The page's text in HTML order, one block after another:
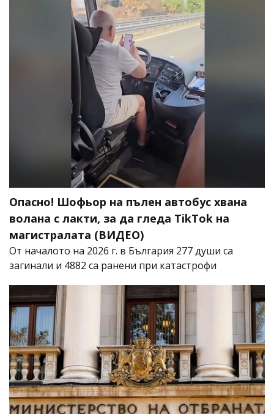
Опасно! Шофьор на пълен автобус хвана
волана с лакти, за да гледа TikTok на
магистралата (ВИДЕО)
От началото на 2026 г. в България 277 души са
загинали и 4882 са ранени при катастрофи